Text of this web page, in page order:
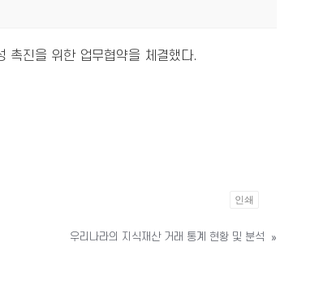
촉진을 위한 업무협약을 체결했다.
인쇄
우리나라의 지식재산 거래 통계 현황 및 분석 »